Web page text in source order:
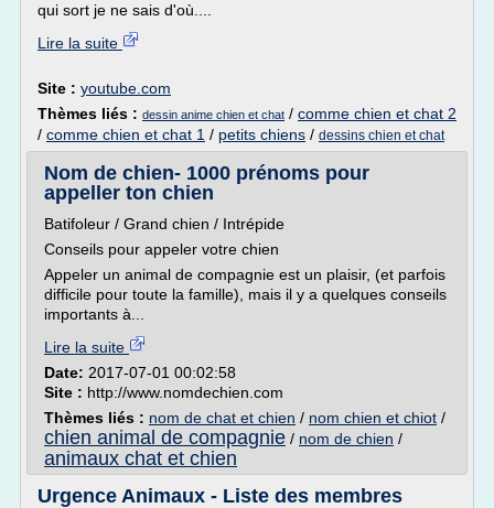
qui sort je ne sais d'où....
Lire la suite
Site : youtube.com
Thèmes liés : dessin anime chien et chat / comme chien et chat 2
/ comme chien et chat 1 / petits chiens / dessins chien et chat
Nom de chien- 1000 prénoms pour
appeller ton chien
Batifoleur / Grand chien / Intrépide
Conseils pour appeler votre chien
Appeler un animal de compagnie est un plaisir, (et parfois
difficile pour toute la famille), mais il y a quelques conseils
importants à...
Lire la suite
Date: 2017-07-01 00:02:58
Site : http://www.nomdechien.com
Thèmes liés : nom de chat et chien / nom chien et chiot /
chien animal de compagnie / nom de chien /
animaux chat et chien
Urgence Animaux - Liste des membres